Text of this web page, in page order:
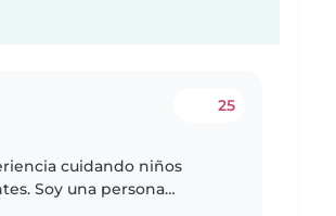
25
cuidando niños
Soy una persona